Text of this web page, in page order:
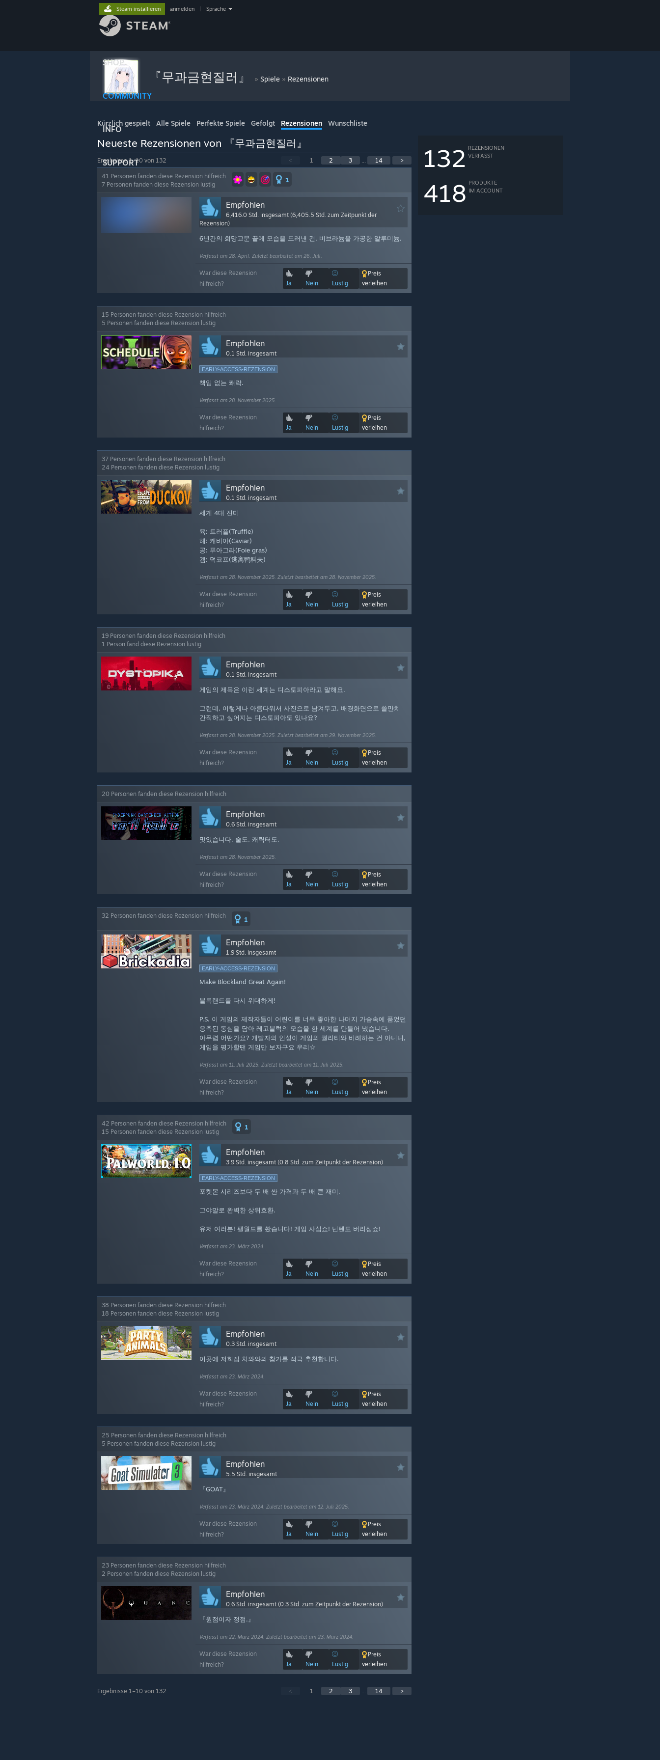
SHOP
COMMUNITY
INFO
SUPPORT
Steam installieren anmelden Sprache
『무과금현질러』 » Spiele » Rezensionen
Kürzlich gespielt Alle Spiele Perfekte Spiele Gefolgt Rezensionen Wunschliste
132 REZENSIONEN
VERFASST
418 PRODUKTE
IM ACCOUNT
Neueste Rezensionen von 『무과금현질러』
Ergebnisse 1–10 von 132 < 1 2 3 ... 14 >
41 Personen fanden diese Rezension hilfreich
7 Personen fanden diese Rezension lustig
1
Empfohlen
6,416.0 Std. insgesamt (6,405.5 Std. zum Zeitpunkt der
Rezension)
6년간의 희망고문 끝에 모습을 드러낸 건, 비브라늄을 가공한 알루미늄.
Verfasst am 28. April. Zuletzt bearbeitet am 26. Juli.
War diese Rezension
hilfreich?
Ja Nein Lustig
Preis
verleihen
15 Personen fanden diese Rezension hilfreich
5 Personen fanden diese Rezension lustig
Empfohlen
0.1 Std. insgesamt
EARLY-ACCESS-REZENSION
책임 없는 쾌락.
Verfasst am 28. November 2025.
War diese Rezension
hilfreich?
Ja Nein Lustig
Preis
verleihen
37 Personen fanden diese Rezension hilfreich
24 Personen fanden diese Rezension lustig
Empfohlen
0.1 Std. insgesamt
세계 4대 진미
육: 트러플(Truffle)
해: 캐비아(Caviar)
공: 푸아그라(Foie gras)
겜: 덕코프(逃离鸭科夫)
Verfasst am 28. November 2025. Zuletzt bearbeitet am 28. November 2025.
War diese Rezension
hilfreich?
Ja Nein Lustig
Preis
verleihen
19 Personen fanden diese Rezension hilfreich
1 Person fand diese Rezension lustig
Empfohlen
0.1 Std. insgesamt
게임의 제목은 이런 세계는 디스토피아라고 말해요.
그런데, 이렇게나 아름다워서 사진으로 남겨두고, 배경화면으로 쓸만치
간직하고 싶어지는 디스토피아도 있나요?
Verfasst am 28. November 2025. Zuletzt bearbeitet am 29. November 2025.
War diese Rezension
hilfreich?
Ja Nein Lustig
Preis
verleihen
20 Personen fanden diese Rezension hilfreich
Empfohlen
0.6 Std. insgesamt
맛있습니다. 술도, 캐릭터도.
Verfasst am 28. November 2025.
War diese Rezension
hilfreich?
Ja Nein Lustig
Preis
verleihen
32 Personen fanden diese Rezension hilfreich 1
Empfohlen
1.9 Std. insgesamt
EARLY-ACCESS-REZENSION
Make Blockland Great Again!
블록랜드를 다시 위대하게!
P.S. 이 게임의 제작자들이 어린이를 너무 좋아한 나머지 가슴속에 품었던
응축된 동심을 담아 레고블럭의 모습을 한 세계를 만들어 냈습니다.
아무렴 어떤가요? 개발자의 인성이 게임의 퀄리티와 비례하는 건 아니니,
게임을 평가할땐 게임만 보자구요 우리☆
Verfasst am 11. Juli 2025. Zuletzt bearbeitet am 11. Juli 2025.
War diese Rezension
hilfreich?
Ja Nein Lustig
Preis
verleihen
42 Personen fanden diese Rezension hilfreich
15 Personen fanden diese Rezension lustig
1
Empfohlen
3.9 Std. insgesamt (0.8 Std. zum Zeitpunkt der Rezension)
EARLY-ACCESS-REZENSION
포켓몬 시리즈보다 두 배 싼 가격과 두 배 큰 재미.
그야말로 완벽한 상위호환.
유저 여러분! 팰월드를 쐈습니다! 게임 사십쇼! 닌텐도 버리십쇼!
Verfasst am 23. März 2024.
War diese Rezension
hilfreich?
Ja Nein Lustig
Preis
verleihen
38 Personen fanden diese Rezension hilfreich
18 Personen fanden diese Rezension lustig
Empfohlen
0.3 Std. insgesamt
이곳에 저희집 치와와의 참가를 적극 추천합니다.
Verfasst am 23. März 2024.
War diese Rezension
hilfreich?
Ja Nein Lustig
Preis
verleihen
25 Personen fanden diese Rezension hilfreich
5 Personen fanden diese Rezension lustig
Empfohlen
5.5 Std. insgesamt
『GOAT』
Verfasst am 23. März 2024. Zuletzt bearbeitet am 12. Juli 2025.
War diese Rezension
hilfreich?
Ja Nein Lustig
Preis
verleihen
23 Personen fanden diese Rezension hilfreich
2 Personen fanden diese Rezension lustig
Empfohlen
0.6 Std. insgesamt (0.3 Std. zum Zeitpunkt der Rezension)
『원점이자 정점.』
Verfasst am 22. März 2024. Zuletzt bearbeitet am 23. März 2024.
War diese Rezension
hilfreich?
Ja Nein Lustig
Preis
verleihen
Ergebnisse 1–10 von 132 < 1 2 3 ... 14 >